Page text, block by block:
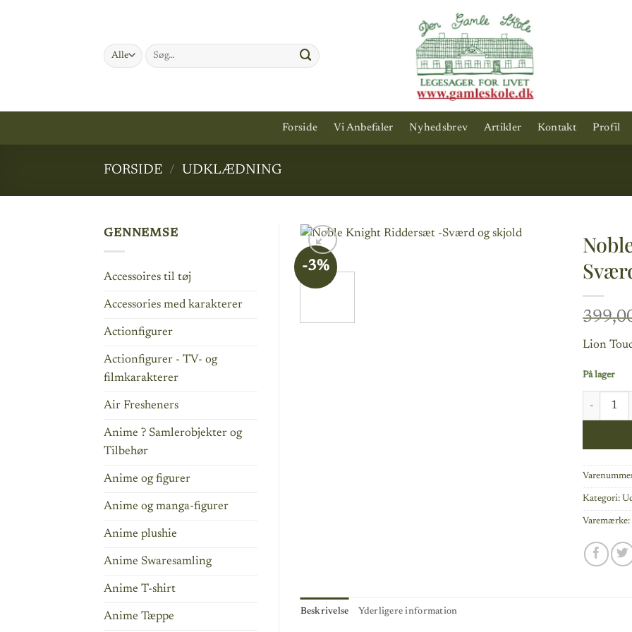
Søg
efter:
Forside Vi Anbefaler Nyhedsbrev Artikler Kontakt Profil
FORSIDE / UDKLÆDNING
GENNEMSE
Accessoires til tøj
Accessories med karakterer
Actionfigurer
Actionfigurer - TV- og
filmkarakterer
Air Fresheners
Anime ? Samlerobjekter og
Tilbehør
Anime og figurer
Anime og manga-figurer
Anime plushie
Anime Swaresamling
Anime T-shirt
Anime Tæppe
-3%
Lion
På lager
Noble
Kategori:
Varemærke:
Beskrivelse Yderligere information